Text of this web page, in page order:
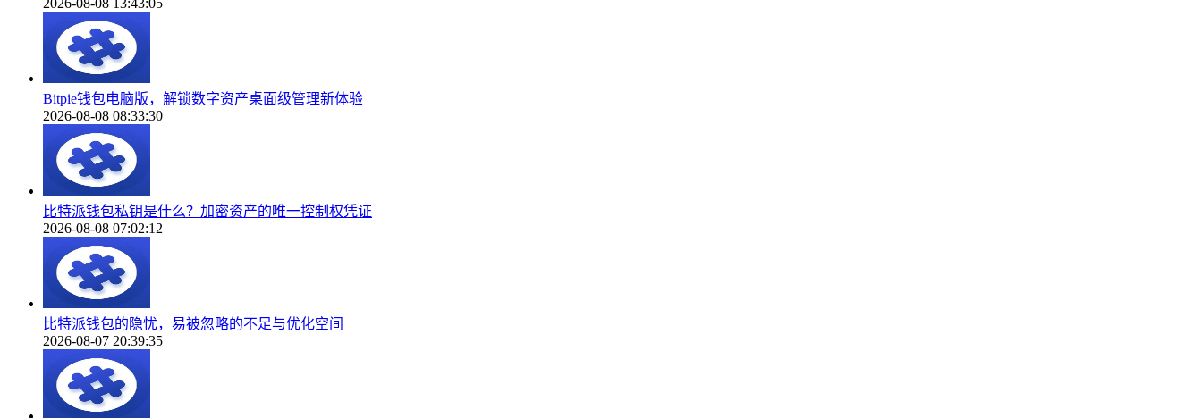
2026-08-08 13:43:05
Bitpie钱包电脑版，解锁数字资产桌面级管理新体验
2026-08-08 08:33:30
比特派钱包私钥是什么？加密资产的唯一控制权凭证
2026-08-08 07:02:12
比特派钱包的隐忧，易被忽略的不足与优化空间
2026-08-07 20:39:35